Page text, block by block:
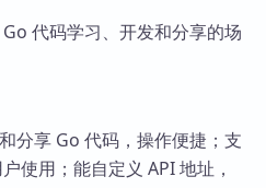
代码学习、开发和分享的场
分享 Go 代码，操作便捷；支
使用；能自定义 API 地址，